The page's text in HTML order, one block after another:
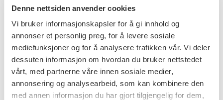
Denne nettsiden anvender cookies
Vi bruker informasjonskapsler for å gi innhold og
annonser et personlig preg, for å levere sosiale
mediefunksjoner og for å analysere trafikken vår. Vi deler
dessuten informasjon om hvordan du bruker nettstedet
vårt, med partnerne våre innen sosiale medier,
annonsering og analysearbeid, som kan kombinere den
med annen informasjon du har gjort tilgjengelig for dem,
Postadresse
Postboks 6994
St. Olavs plass
0130 Oslo